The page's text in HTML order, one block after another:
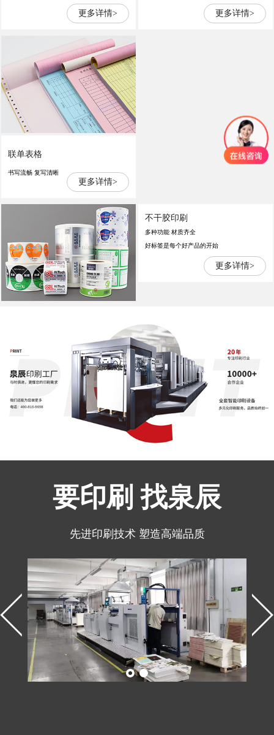
更多详情> 更多详情>
联单表格
书写流畅 复写清晰
更多详情>
不干胶印刷
多种功能 材质齐全
好标签是每个好产品的开始
更多详情>
要印刷 找泉辰
先进印刷技术 塑造高端品质